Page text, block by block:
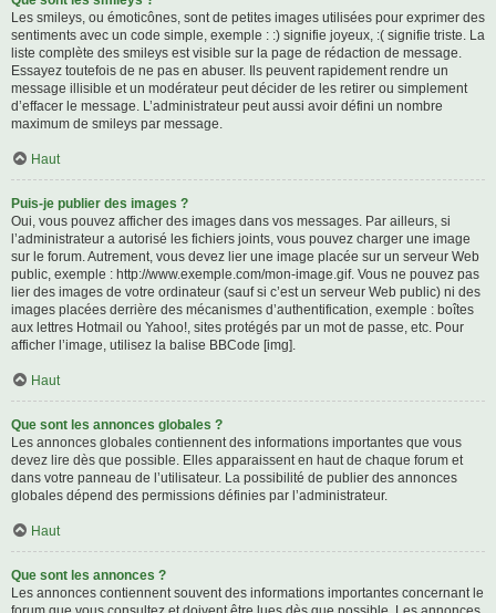
Les smileys, ou émoticônes, sont de petites images utilisées pour exprimer des
sentiments avec un code simple, exemple : :) signifie joyeux, :( signifie triste. La
liste complète des smileys est visible sur la page de rédaction de message.
Essayez toutefois de ne pas en abuser. Ils peuvent rapidement rendre un
message illisible et un modérateur peut décider de les retirer ou simplement
d’effacer le message. L’administrateur peut aussi avoir défini un nombre
maximum de smileys par message.
Haut
Puis-je publier des images ?
Oui, vous pouvez afficher des images dans vos messages. Par ailleurs, si
l’administrateur a autorisé les fichiers joints, vous pouvez charger une image
sur le forum. Autrement, vous devez lier une image placée sur un serveur Web
public, exemple : http://www.exemple.com/mon-image.gif. Vous ne pouvez pas
lier des images de votre ordinateur (sauf si c’est un serveur Web public) ni des
images placées derrière des mécanismes d’authentification, exemple : boîtes
aux lettres Hotmail ou Yahoo!, sites protégés par un mot de passe, etc. Pour
afficher l’image, utilisez la balise BBCode [img].
Haut
Que sont les annonces globales ?
Les annonces globales contiennent des informations importantes que vous
devez lire dès que possible. Elles apparaissent en haut de chaque forum et
dans votre panneau de l’utilisateur. La possibilité de publier des annonces
globales dépend des permissions définies par l’administrateur.
Haut
Que sont les annonces ?
Les annonces contiennent souvent des informations importantes concernant le